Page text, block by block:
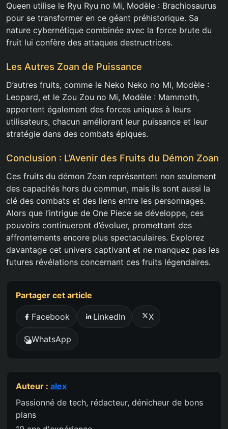
Queen utilise le Ryu Ryu no Mi, Modèle : Brachiosaurus
pour se transformer en ce géant préhistorique. Sa
nature cybernétique combinée avec la force brute du
fruit lui confère des attaques destructrices.
Les Autres Zoan de Puissance
D’autres fruits, comme le Neko Neko no Mi, Modèle :
Leopard, et le Zou Zou no Mi, Modèle : Mammoth,
apportent également des forces uniques à leurs
utilisateurs, chacun améliorant leur puissance et leur
stratégie dans des combats épiques.
Conclusion : L’Avenir des Fruits du Démon Zoan
Ces fruits du démon Zoan représentent non seulement
des capacités hors du commun, mais ils sont aussi la
clé des combats et des liens entre les personnages.
Alors que l’intrigue de One Piece se développe, ces
pouvoirs continueront d’évoluer, promettant des
affrontements encore plus spectaculaires. Explorez
davantage cet univers captivant et ne manquez pas les
futures révélations concernant ces fruits légendaires.
Partager cet article
Facebook LinkedIn X
WhatsApp
Auteur : alex
Passionné de tech, rédacteur, dénicheur de bons
plans